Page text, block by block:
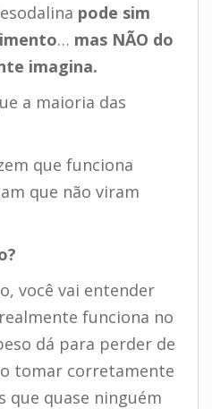
pode sim
… mas NÃO do
imagina.
a maioria das
que funciona
que não viram
você vai entender
funciona no
dá para perder de
tomar corretamente
que quase ninguém